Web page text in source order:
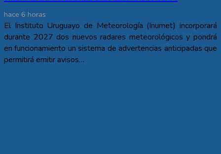
hace 6 horas
El Instituto Uruguayo de Meteorología (Inumet) incorporará
durante 2027 dos nuevos radares meteorológicos y pondrá
en funcionamiento un sistema de advertencias anticipadas que
permitirá emitir avisos…